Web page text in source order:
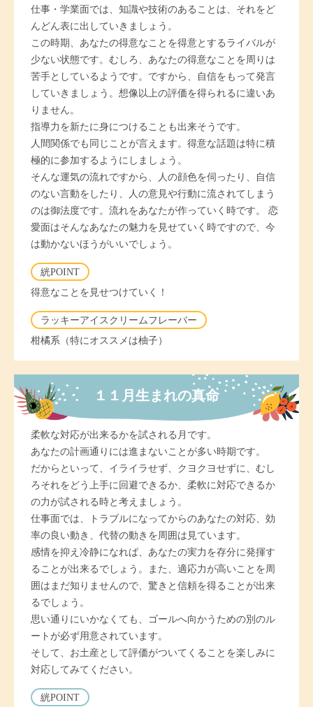
仕事・学業面では、知識や技術のあることは、それをど
んどん表に出していきましょう。
この時期、あなたの得意なことを得意とするライバルが
少ない状態です。むしろ、あなたの得意なことを周りは
苦手としているようです。ですから、自信をもって発言
していきましょう。想像以上の評価を得られるに違いあ
りません。
指導力を新たに身につけることも出来そうです。
人間関係でも同じことが言えます。得意な話題は特に積
極的に参加するようにしましょう。
そんな運気の流れですから、人の顔色を伺ったり、自信
のない言動をしたり、人の意見や行動に流されてしまう
のは御法度です。流れをあなたが作っていく時です。 恋
愛面はそんなあなたの魅力を見せていく時ですので、今
は動かないほうがいいでしょう。
絖POINT
得意なことを見せつけていく！
ラッキーアイスクリームフレーバー
柑橘系（特にオススメは柚子）
１１月生まれの真命
柔軟な対応が出来るかを試される月です。
あなたの計画通りには進まないことが多い時期です。
だからといって、イライラせず、クヨクヨせずに、むし
ろそれをどう上手に回避できるか、柔軟に対応できるか
の力が試される時と考えましょう。
仕事面では、トラブルになってからのあなたの対応、効
率の良い動き、代替の動きを周囲は見ています。
感情を抑え冷静になれば、あなたの実力を存分に発揮す
ることが出来るでしょう。また、適応力が高いことを周
囲はまだ知りませんので、驚きと信頼を得ることが出来
るでしょう。
思い通りにいかなくても、ゴールへ向かうための別のル
ートが必ず用意されています。
そして、お土産として評価がついてくることを楽しみに
対応してみてください。
絖POINT